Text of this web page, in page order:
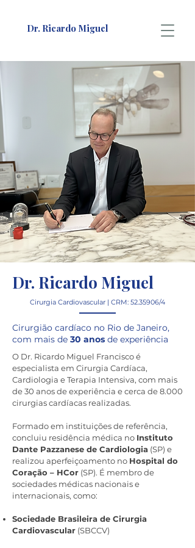
Dr. Ricardo Miguel
Dr. Ricardo Miguel
Cirurgia Cardiovascular | CRM: 52.35906/4
Cirurgião cardíaco no Rio de Janeiro,
com mais de 30 anos de experiência
O Dr. Ricardo Miguel Francisco é
especialista em Cirurgia Cardíaca,
Cardiologia e Terapia Intensiva, com mais
de 30 anos de experiência e cerca de 8.000
cirurgias cardíacas realizadas.
Formado em instituições de referência,
concluiu residência médica no Instituto
Dante Pazzanese de Cardiologia (SP) e
realizou aperfeiçoamento no Hospital do
Coração – HCor (SP). É membro de
sociedades médicas nacionais e
internacionais, como:
Sociedade Brasileira de Cirurgia
Cardiovascular (SBCCV)